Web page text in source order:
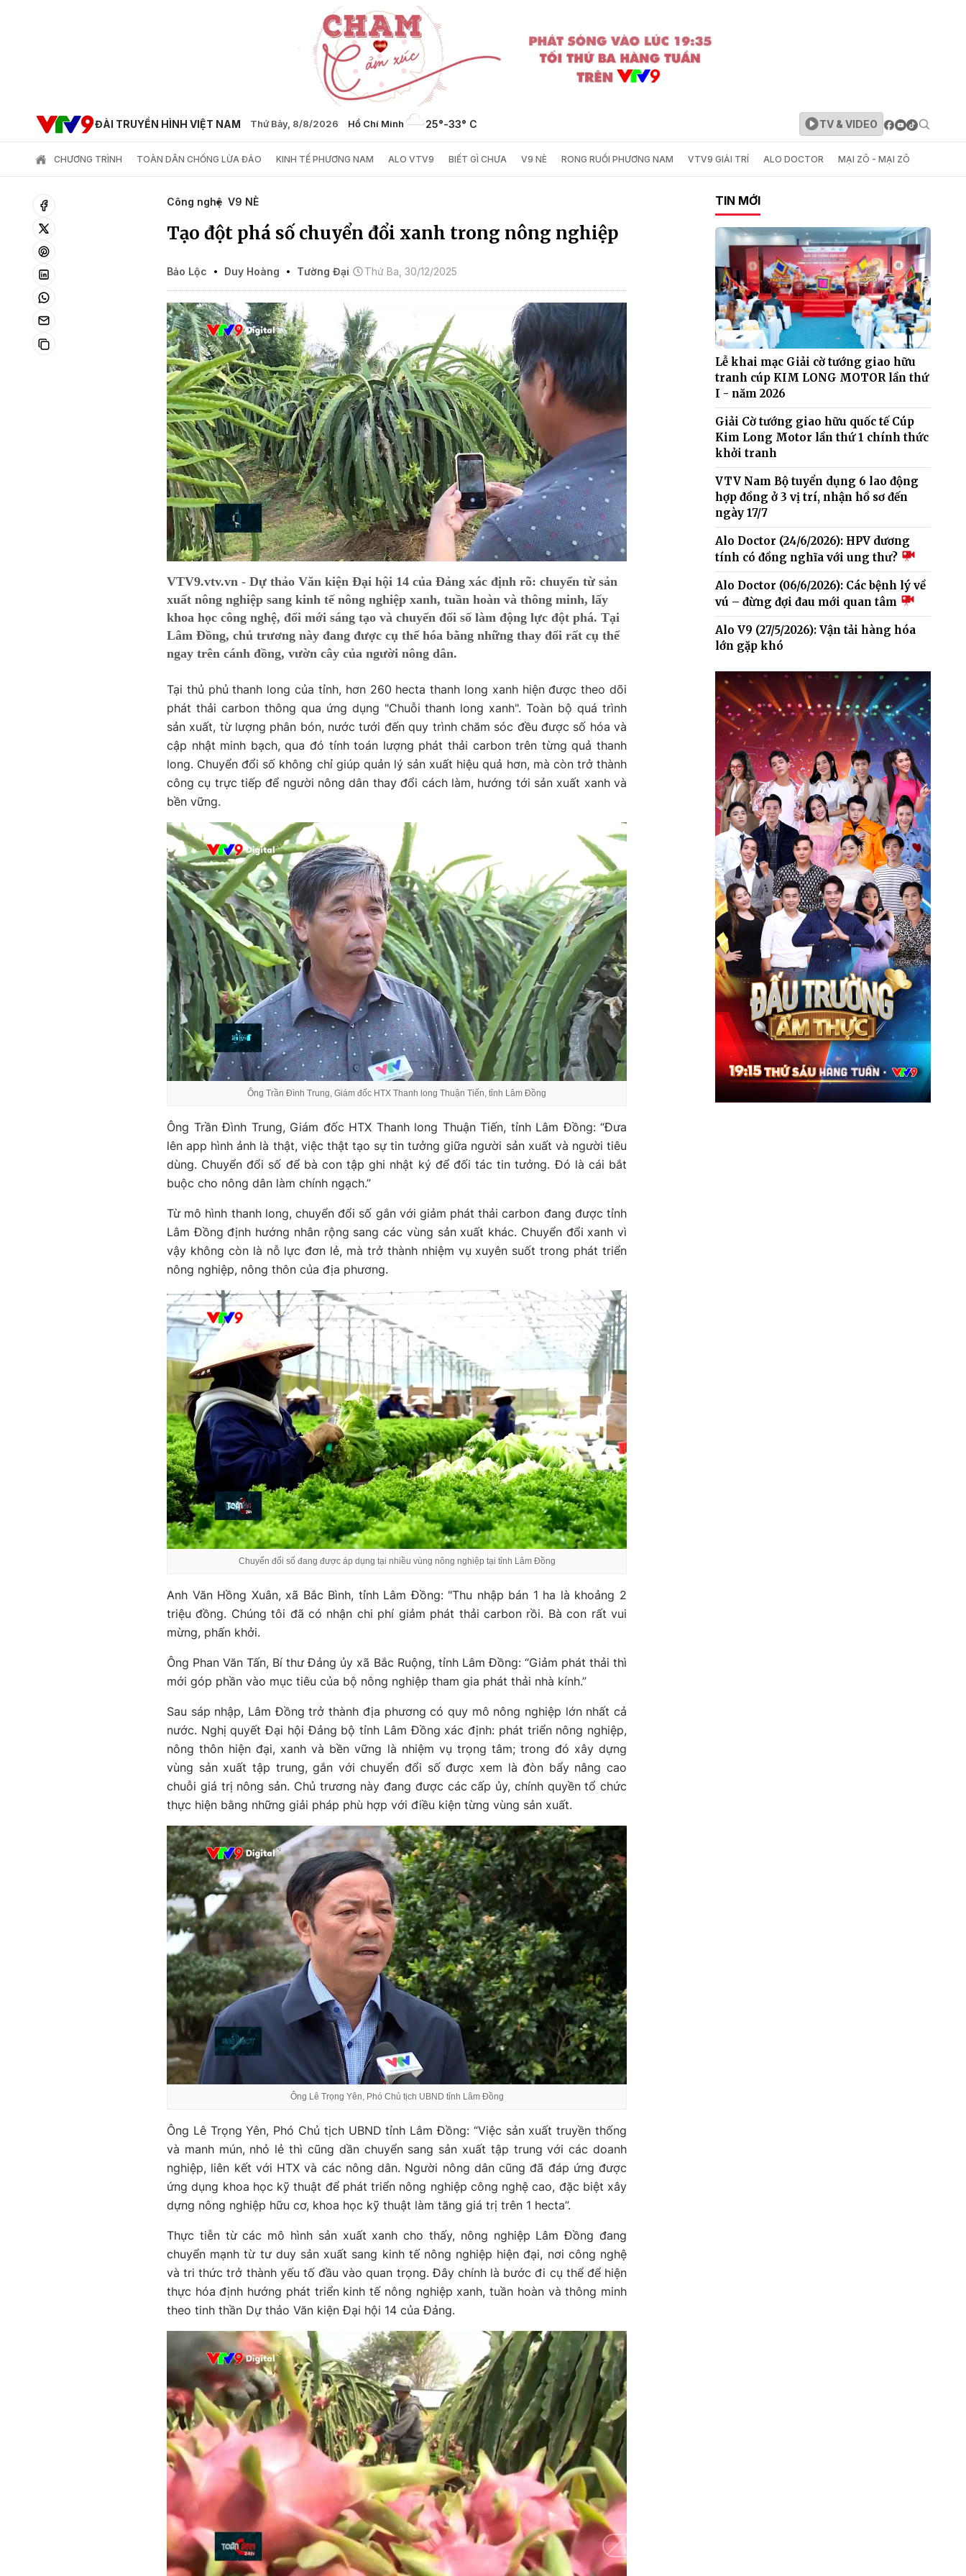
ĐÀI TRUYỀN HÌNH VIỆT NAM Thứ Bảy, 8/8/2026 Hồ Chí Minh 25°-33° C TV & VIDEO
CHƯƠNG TRÌNH TOÀN DÂN CHỐNG LỪA ĐẢO KINH TẾ PHƯƠNG NAM ALO VTV9 BIẾT GÌ CHƯA V9 NÈ RONG RUỔI PHƯƠNG NAM VTV9 GIẢI TRÍ ALO DOCTOR MẠI ZÔ - MẠI ZÔ
Công nghệ V9 NÈ
Tạo đột phá số chuyển đổi xanh trong nông nghiệp
Bảo Lộc Duy Hoàng Tường Đại Thứ Ba, 30/12/2025
VTV9.vtv.vn - Dự thảo Văn kiện Đại hội 14 của Đảng xác định rõ: chuyển từ sản
xuất nông nghiệp sang kinh tế nông nghiệp xanh, tuần hoàn và thông minh, lấy
khoa học công nghệ, đổi mới sáng tạo và chuyển đổi số làm động lực đột phá. Tại
Lâm Đồng, chủ trương này đang được cụ thể hóa bằng những thay đổi rất cụ thể
ngay trên cánh đồng, vườn cây của người nông dân.
Tại thủ phủ thanh long của tỉnh, hơn 260 hecta thanh long xanh hiện được theo dõi
phát thải carbon thông qua ứng dụng "Chuỗi thanh long xanh". Toàn bộ quá trình
sản xuất, từ lượng phân bón, nước tưới đến quy trình chăm sóc đều được số hóa và
cập nhật minh bạch, qua đó tính toán lượng phát thải carbon trên từng quả thanh
long. Chuyển đổi số không chỉ giúp quản lý sản xuất hiệu quả hơn, mà còn trở thành
công cụ trực tiếp để người nông dân thay đổi cách làm, hướng tới sản xuất xanh và
bền vững.
Ông Trần Đình Trung, Giám đốc HTX Thanh long Thuận Tiến, tỉnh Lâm Đồng
Ông Trần Đình Trung, Giám đốc HTX Thanh long Thuận Tiến, tỉnh Lâm Đồng: “Đưa
lên app hình ảnh là thật, việc thật tạo sự tin tưởng giữa người sản xuất và người tiêu
dùng. Chuyển đổi số để bà con tập ghi nhật ký để đối tác tin tưởng. Đó là cái bắt
buộc cho nông dân làm chính ngạch.”
Từ mô hình thanh long, chuyển đổi số gắn với giảm phát thải carbon đang được tỉnh
Lâm Đồng định hướng nhân rộng sang các vùng sản xuất khác. Chuyển đổi xanh vì
vậy không còn là nỗ lực đơn lẻ, mà trở thành nhiệm vụ xuyên suốt trong phát triển
nông nghiệp, nông thôn của địa phương.
Chuyển đổi số đang được áp dụng tại nhiều vùng nông nghiệp tại tỉnh Lâm Đồng
Anh Văn Hồng Xuân, xã Bắc Bình, tỉnh Lâm Đồng: "Thu nhập bán 1 ha là khoảng 2
triệu đồng. Chúng tôi đã có nhận chi phí giảm phát thải carbon rồi. Bà con rất vui
mừng, phấn khởi.
Ông Phan Văn Tấn, Bí thư Đảng ủy xã Bắc Ruộng, tỉnh Lâm Đồng: “Giảm phát thải thì
mới góp phần vào mục tiêu của bộ nông nghiệp tham gia phát thải nhà kính.”
Sau sáp nhập, Lâm Đồng trở thành địa phương có quy mô nông nghiệp lớn nhất cả
nước. Nghị quyết Đại hội Đảng bộ tỉnh Lâm Đồng xác định: phát triển nông nghiệp,
nông thôn hiện đại, xanh và bền vững là nhiệm vụ trọng tâm; trong đó xây dựng
vùng sản xuất tập trung, gắn với chuyển đổi số được xem là đòn bẩy nâng cao
chuỗi giá trị nông sản. Chủ trương này đang được các cấp ủy, chính quyền tổ chức
thực hiện bằng những giải pháp phù hợp với điều kiện từng vùng sản xuất.
Ông Lê Trọng Yên, Phó Chủ tịch UBND tỉnh Lâm Đồng
Ông Lê Trọng Yên, Phó Chủ tịch UBND tỉnh Lâm Đồng: “Việc sản xuất truyền thống
và manh mún, nhỏ lẻ thì cũng dần chuyển sang sản xuất tập trung với các doanh
nghiệp, liên kết với HTX và các nông dân. Người nông dân cũng đã đáp ứng được
ứng dụng khoa học kỹ thuật để phát triển nông nghiệp công nghệ cao, đặc biệt xây
dựng nông nghiệp hữu cơ, khoa học kỹ thuật làm tăng giá trị trên 1 hecta”.
Thực tiễn từ các mô hình sản xuất xanh cho thấy, nông nghiệp Lâm Đồng đang
chuyển mạnh từ tư duy sản xuất sang kinh tế nông nghiệp hiện đại, nơi công nghệ
và tri thức trở thành yếu tố đầu vào quan trọng. Đây chính là bước đi cụ thể để hiện
thực hóa định hướng phát triển kinh tế nông nghiệp xanh, tuần hoàn và thông minh
theo tinh thần Dự thảo Văn kiện Đại hội 14 của Đảng.
TIN MỚI
Lễ khai mạc Giải cờ tướng giao hữu
tranh cúp KIM LONG MOTOR lần thứ
I - năm 2026
Giải Cờ tướng giao hữu quốc tế Cúp
Kim Long Motor lần thứ 1 chính thức
khởi tranh
VTV Nam Bộ tuyển dụng 6 lao động
hợp đồng ở 3 vị trí, nhận hồ sơ đến
ngày 17/7
Alo Doctor (24/6/2026): HPV dương
tính có đồng nghĩa với ung thư?
Alo Doctor (06/6/2026): Các bệnh lý về
vú – đừng đợi đau mới quan tâm
Alo V9 (27/5/2026): Vận tải hàng hóa
lớn gặp khó